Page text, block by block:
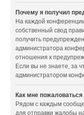
Почему я получил
На каждой
собственный свод
получить
администратора
отношения к
Если вы не знаете, за
администратором
Как мне
Рядом с каждым
для отправки жалобы